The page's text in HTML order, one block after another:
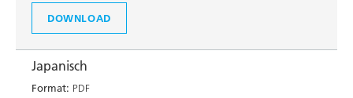
DOWNLOAD
Japanisch
Format: PDF